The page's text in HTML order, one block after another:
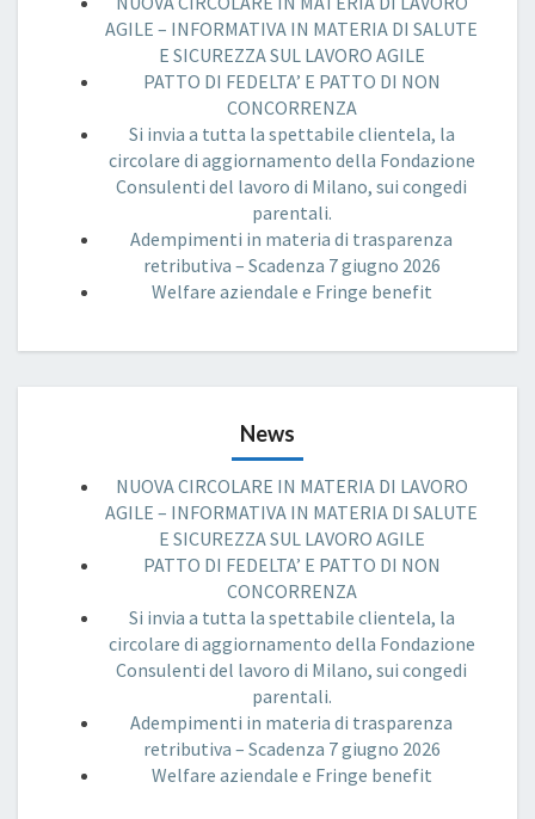
AGILE – INFORMATIVA IN MATERIA DI SALUTE
E SICUREZZA SUL LAVORO AGILE
PATTO DI FEDELTA’ E PATTO DI NON
CONCORRENZA
Si invia a tutta la spettabile clientela, la
circolare di aggiornamento della Fondazione
Consulenti del lavoro di Milano, sui congedi
parentali.
Adempimenti in materia di trasparenza
retributiva – Scadenza 7 giugno 2026
Welfare aziendale e Fringe benefit
News
NUOVA CIRCOLARE IN MATERIA DI LAVORO
AGILE – INFORMATIVA IN MATERIA DI SALUTE
E SICUREZZA SUL LAVORO AGILE
PATTO DI FEDELTA’ E PATTO DI NON
CONCORRENZA
Si invia a tutta la spettabile clientela, la
circolare di aggiornamento della Fondazione
Consulenti del lavoro di Milano, sui congedi
parentali.
Adempimenti in materia di trasparenza
retributiva – Scadenza 7 giugno 2026
Welfare aziendale e Fringe benefit